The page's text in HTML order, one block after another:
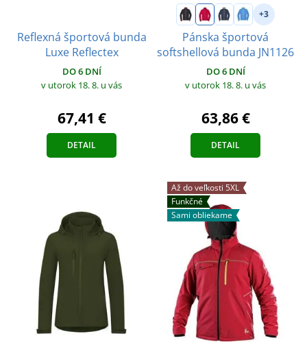
Reflexná športová bunda
Luxe Reflectex
DO 6 DNÍ
v utorok 18. 8. u vás
67,41 €
DETAIL
+3
Pánska športová
softshellová bunda JN1126
DO 6 DNÍ
v utorok 18. 8. u vás
63,86 €
DETAIL
Až do veľkosti 5XL
Funkčné
Sami obliekame